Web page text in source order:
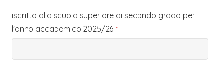
iscritto alla scuola superiore di secondo grado per
l'anno accademico 2025/26 *